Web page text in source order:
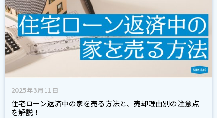
2025年3月11日
住宅ローン返済中の家を売る方法と、売却理由別の注意点
を解説！